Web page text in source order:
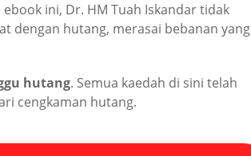
ini, Dr. HM Tuah Iskandar tidak
dengan hutang, merasai bebanan yang
hutang. Semua kaedah di sini telah
cengkaman hutang.